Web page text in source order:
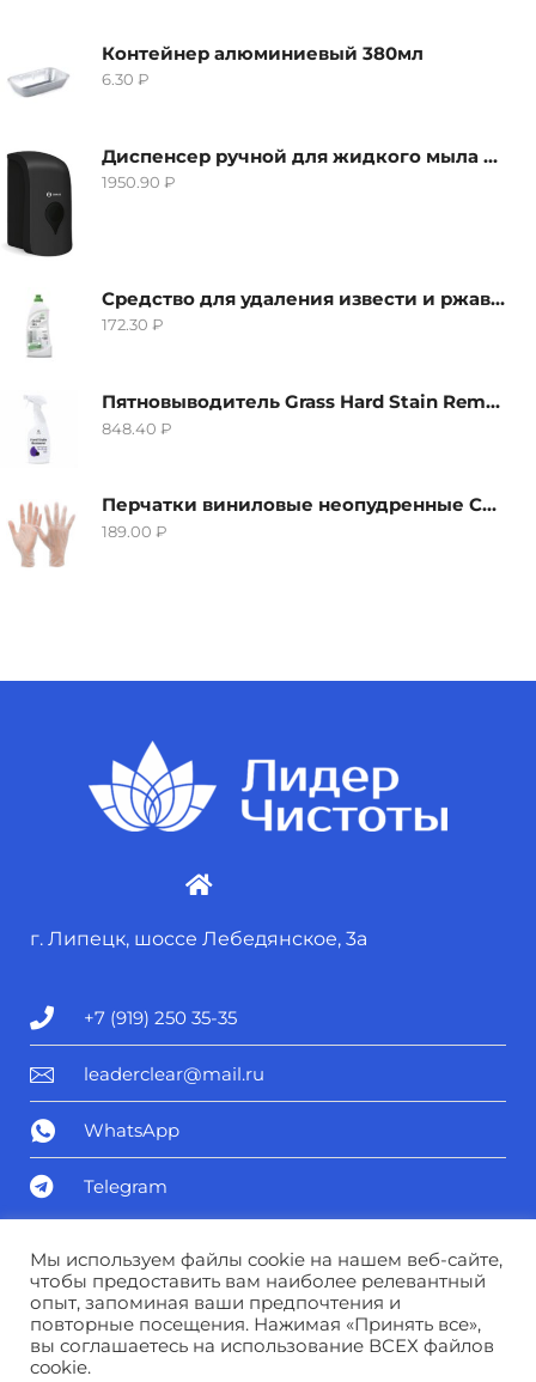
Контейнер алюминиевый 380мл
6.30 ₽
Диспенсер ручной для жидкого мыла Grass IT-0638, черный
1950.90 ₽
Средство для удаления извести и ржавчины Grass Gloss-Gel, 500мл
172.30 ₽
Пятновыводитель Grass Hard Stain Remover, 600мл
848.40 ₽
Перчатки виниловые неопудренные CTP-BS, размер S
189.00 ₽
г. Липецк, шоссе Лебедянское, 3а
+7 (919) 250 35-35
leaderclear@mail.ru
WhatsApp
Telegram
Политика конфиденциальности
Соглашение о персональных данных
Мы используем файлы cookie на нашем веб-сайте,
чтобы предоставить вам наиболее релевантный
опыт, запоминая ваши предпочтения и
повторные посещения. Нажимая «Принять все»,
вы соглашаетесь на использование ВСЕХ файлов
cookie.